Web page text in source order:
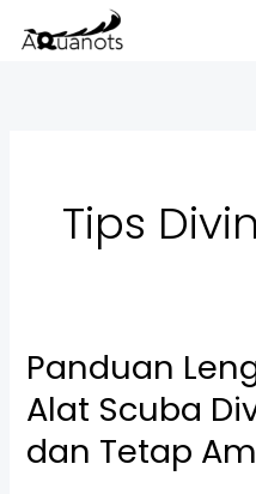
Tips
Panduan
Alat Scuba
dan Tetap
Panduan
Lengkap
Perawatan
Alat